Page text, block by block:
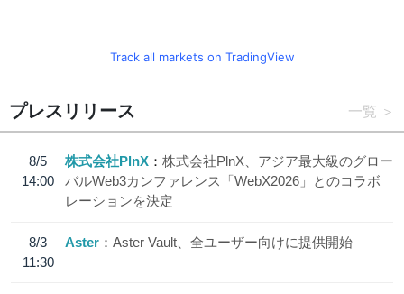
Track all markets on TradingView
プレスリリース 一覧
8/5
14:00
株式会社PlnX
株式会社PlnX、アジア最大級のグロー
バルWeb3カンファレンス「WebX2026」とのコラボ
レーションを決定
8/3
11:30
Aster Aster Vault、全ユーザー向けに提供開始